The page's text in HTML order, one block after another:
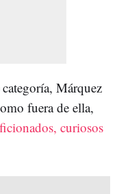
Márquez
fuera de ella,
curiosos